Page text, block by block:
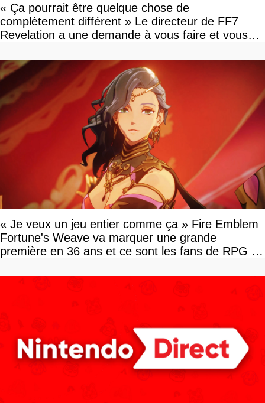
« Ça pourrait être quelque chose de
complètement différent » Le directeur de FF7
Revelation a une demande à vous faire et vous
« Je veux un jeu entier comme ça » Fire Emblem
Fortune's Weave va marquer une grande
première en 36 ans et ce sont les fans de RPG en